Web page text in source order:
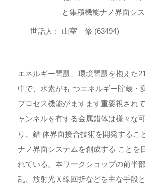
と集積機能ナノ界面シス
世話人 : 山室 修 (63494)
エネルギー問題、環境問題を抱えた
中で、水素がも つエネルギー貯蔵・
プロセス機能がますます重要視され
ャンネルを有する金属錯体は様々な
り、錯 体界面接合技術を開発するこ
ナノ界面システムを創成する ことを
れている。本ワークショップの前半
乱、放射光Ｘ線回折などを主な手段